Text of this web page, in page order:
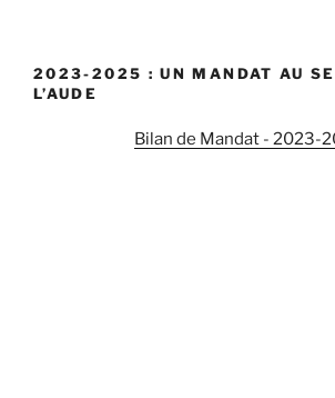
2023-2025 : UN MANDAT AU
L’AUDE
Bilan de Mandat - 2023-